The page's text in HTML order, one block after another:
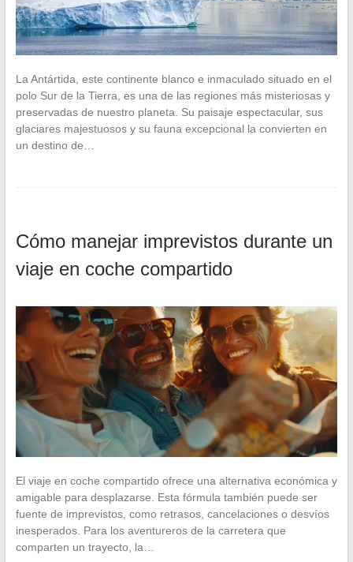
La Antártida, este continente blanco e inmaculado situado en el
polo Sur de la Tierra, es una de las regiones más misteriosas y
preservadas de nuestro planeta. Su paisaje espectacular, sus
glaciares majestuosos y su fauna excepcional la convierten en
un destino de…
Cómo manejar imprevistos durante un
viaje en coche compartido
El viaje en coche compartido ofrece una alternativa económica y
amigable para desplazarse. Esta fórmula también puede ser
fuente de imprevistos, como retrasos, cancelaciones o desvíos
inesperados. Para los aventureros de la carretera que
comparten un trayecto, la…